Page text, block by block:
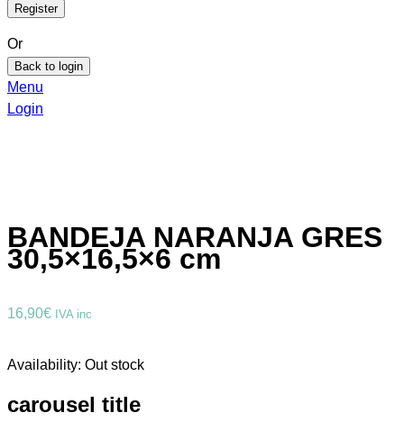
Or
Back to login
Menu
Login
BANDEJA NARANJA GRES
30,5×16,5×6 cm
16,90€ IVA inc
Availability: Out stock
carousel title